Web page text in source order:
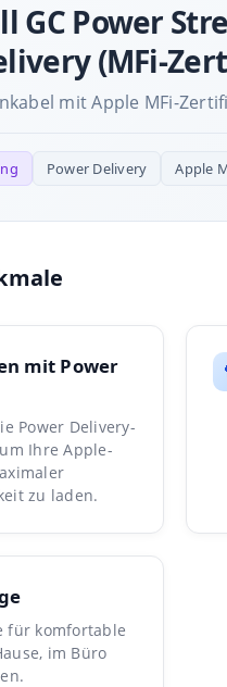
GC Power
(MFi-
mit Apple MFi-
Power Delivery Apple
mit Power
Power Delivery-
Ihre Apple-
zu laden.
für komfortable
im Büro